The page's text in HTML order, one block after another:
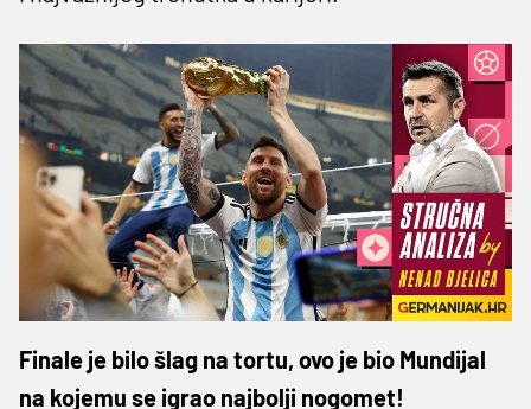
Finale je bilo šlag na tortu, ovo je bio Mundijal
na kojemu se igrao najbolji nogomet!